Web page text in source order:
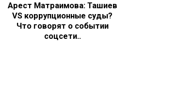
Арест Матраимова: Ташиев
VS коррупционные суды?
Что говорят о событии
соцсети..